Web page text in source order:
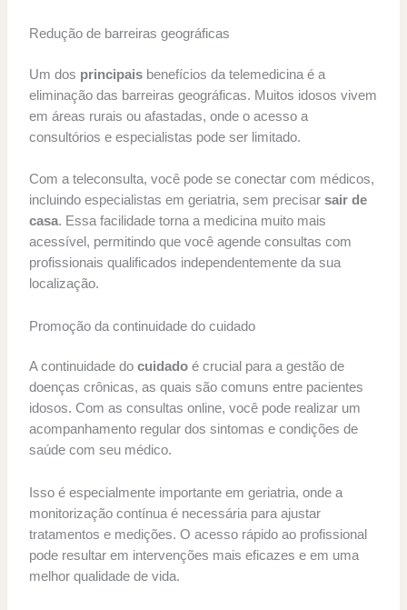
Redução de barreiras geográficas
Um dos principaisbenefícios da telemedicina é a
eliminação das barreiras geográficas. Muitos idosos vivem
em áreas rurais ou afastadas, onde o acesso a
consultórios e especialistas pode ser limitado.
Com a teleconsulta, você pode se conectar com médicos,
incluindo especialistas em geriatria, sem precisar sair de
casa. Essa facilidade torna a medicina muito mais
acessível, permitindo que você agende consultas com
profissionais qualificados independentemente da sua
localização.
Promoção da continuidade do cuidado
A continuidade do cuidadoé crucial para a gestão de
doenças crônicas, as quais são comuns entre pacientes
idosos. Com as consultas online, você pode realizar um
acompanhamento regular dos sintomas e condições de
saúde com seu médico.
Isso é especialmente importante em geriatria, onde a
monitorização contínua é necessária para ajustar
tratamentos e medições. O acesso rápido ao profissional
pode resultar em intervenções mais eficazes e em uma
melhor qualidade de vida.